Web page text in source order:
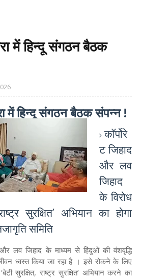
में हिन्दू संगठन बैठक
में हिन्दू संगठन बैठक संपन्न !
कॉर्पोरे
ट जिहाद
और लव
जिहाद
के विरोध
सुरक्षित’ अभियान का होगा
समिति
और लव जिहाद के माध्यम से हिंदुओं की वंशवृद्धि
ध्वस्त किया जा रहा है । इसे रोकने के लिए
सुरक्षित, राष्ट्र सुरक्षित’ अभियान करने का